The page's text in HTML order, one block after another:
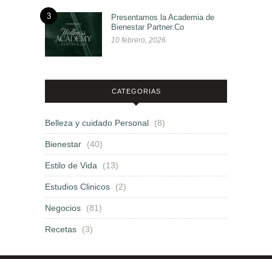
3
Presentamos la Academia de
Bienestar Partner.Co
10 febrero, 2026
CATEGORIAS
Belleza y cuidado Personal (8)
Bienestar (40)
Estilo de Vida (13)
Estudios Clinicos (2)
Negocios (81)
Recetas (3)